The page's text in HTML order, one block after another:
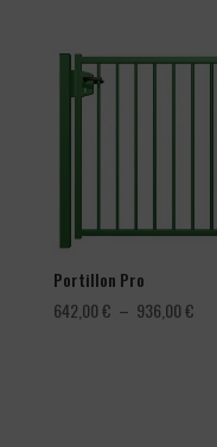
3,60 €
Portillon Pro
642,00€ – 936,00€Plage